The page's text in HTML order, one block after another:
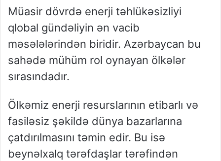
Müasir dövrdə enerji təhlükəsizliyi
qlobal gündəliyin ən vacib
məsələlərindən biridir. Azərbaycan bu
sahədə mühüm rol oynayan ölkələr
sırasındadır.
Ölkəmiz enerji resurslarının etibarlı və
fasiləsiz şəkildə dünya bazarlarına
çatdırılmasını təmin edir. Bu isə
beynəlxalq tərəfdaşlar tərəfindən